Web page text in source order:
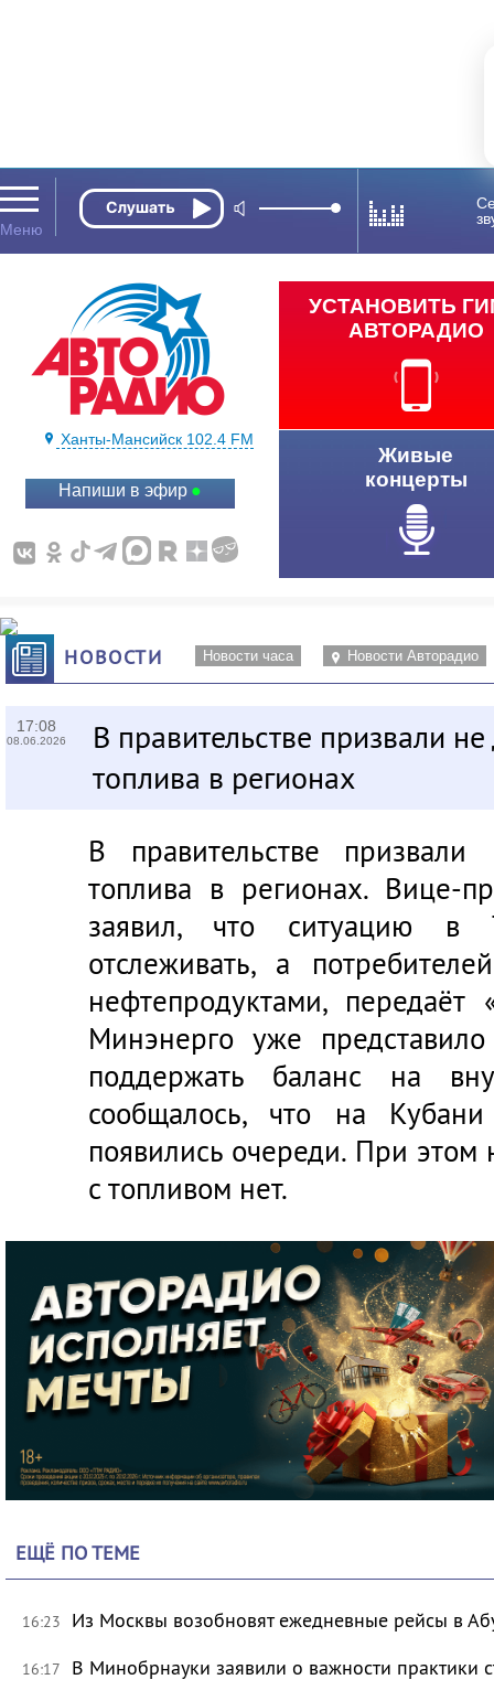
Ханты-Мансийск 102.4 FM
Напиши в эфир
УСТАНОВИТЬ
АВТОРАДИО
Живые
концерты
НОВОСТИ Новости часа Новости Авторадио
17:08
08.06.2026
В правительстве призвали
топлива в регионах
В правительстве
топлива в регионах. Вице-
заявил, что ситуацию в
отслеживать, а
нефтепродуктами, передаёт
Минэнерго уже
поддержать баланс на
сообщалось, что на
появились очереди. При
с топливом нет.
ЕЩЁ ПО ТЕМЕ
16:23 Из Москвы возобновят ежедневные рейсы в
16:17 В Минобрнауки заявили о важности практики